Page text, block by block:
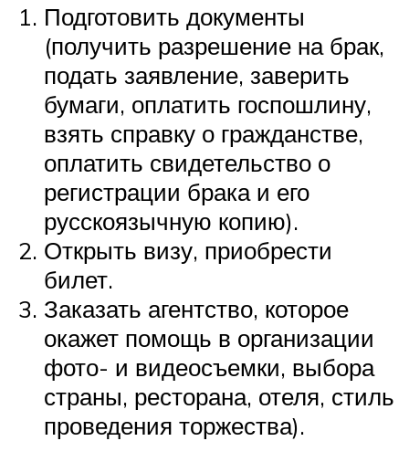
Подготовить документы
(получить разрешение на брак,
подать заявление, заверить
бумаги, оплатить госпошлину,
взять справку о гражданстве,
оплатить свидетельство о
регистрации брака и его
русскоязычную копию).
Открыть визу, приобрести
билет.
Заказать агентство, которое
окажет помощь в организации
фото- и видеосъемки, выбора
страны, ресторана, отеля, стиль
проведения торжества).